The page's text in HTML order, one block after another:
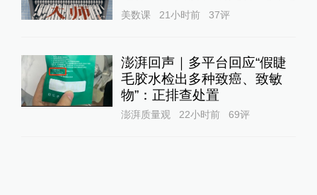
美数课 21小时前 37评
澎湃回声｜多平台回应“假睫
毛胶水检出多种致癌、致敏
物”：正排查处置
澎湃质量观 22小时前 69评